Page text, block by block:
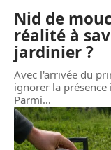
Nid de
réalité à
jardinier ?
Avec l'arrivée du
ignorer la présence
Parmi…